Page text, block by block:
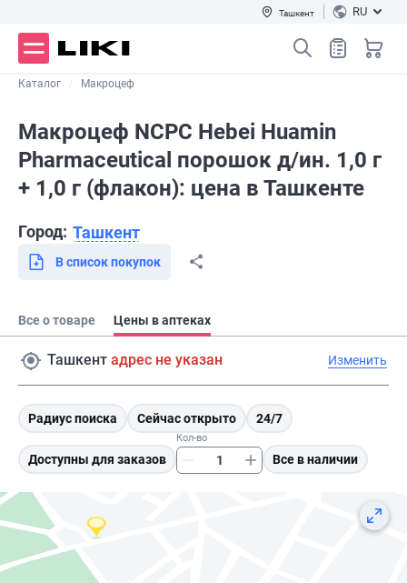
Ташкент RU
Каталог Макроцеф
Макроцеф NCPC Hebei Huamin
Pharmaceutical порошок д/ин. 1,0 г
+ 1,0 г (флакон): цена в Ташкенте
Город: Ташкент
В список покупок
Все о товаре Цены в аптеках
Ташкент адрес не указан Изменить
Радиус поиска Сейчас открыто 24/7
Доступны для заказов
Кол-во
Все в наличии